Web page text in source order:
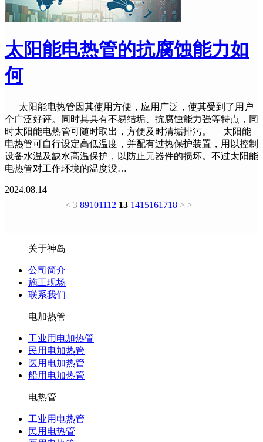
太阳能电热管的抗腐蚀能力如
何
太阳能电热管因其使用方便，应用广泛，使其受到了用户
个广泛好评。同时其具有不易结垢、抗腐蚀能力强等特点，同
时太阳能电热管可随时取出，方便及时清垢排污。 太阳能
电热管可自行设定高低温度，并配有过热保护装置，用以控制
设备水温及缺水高温保护，以防止元器件的损坏。不过太阳能
电热管对工作环境的温度没…
2024.08.14
< 3 89101112 13 1415161718 > >
关于神岛
公司简介
施工现场
联系我们
电加热管
工业用电加热管
民用电加热管
医用电加热管
船用电加热管
电热管
工业用电热管
民用电热管